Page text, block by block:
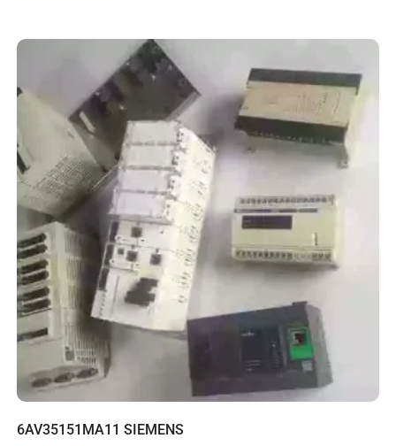
6AV35151MA11 SIEMENS